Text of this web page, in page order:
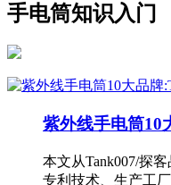
手电筒知识入门
紫外线手电筒10
本文从Tank007/探
专利技术、生产工